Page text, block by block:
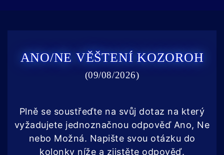
ANO/NE VĚŠTENÍ KOZOROH
(09/08/2026)
Plně se soustřeďte na svůj dotaz na který
vyžadujete jednoznačnou odpověď Ano, Ne
nebo Možná. Napište svou otázku do
kolonky níže a zjistěte odpověď.